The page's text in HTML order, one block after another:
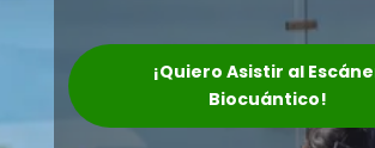
¡Quiero Asistir al
Biocuántico!